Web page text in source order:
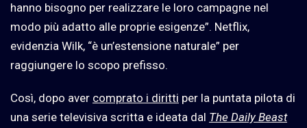
hanno bisogno per realizzare le loro campagne nel
modo più adatto alle proprie esigenze”. Netflix,
evidenzia Wilk, “è un’estensione naturale” per
raggiungere lo scopo prefisso.
Così, dopo aver comprato i diritti per la puntata pilota di
una serie televisiva scritta e ideata dal The Daily Beast